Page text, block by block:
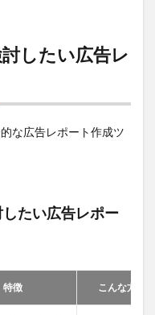
したい広告レ
な広告レポート作成ツ
たい広告レポー
特徴 こんな方に